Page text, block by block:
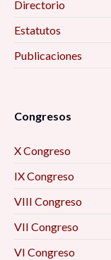
Directorio
Estatutos
Publicaciones
Congresos
X Congreso
IX Congreso
VIII Congreso
VII Congreso
VI Congreso